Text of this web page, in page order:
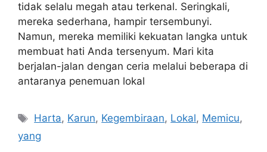
tidak selalu megah atau terkenal. Seringkali,
mereka sederhana, hampir tersembunyi.
Namun, mereka memiliki kekuatan langka untuk
membuat hati Anda tersenyum. Mari kita
berjalan-jalan dengan ceria melalui beberapa di
antaranya penemuan lokal
Tags
Harta, Karun, Kegembiraan, Lokal, Memicu,
yang